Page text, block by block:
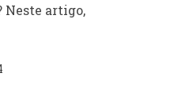
Neste artigo,